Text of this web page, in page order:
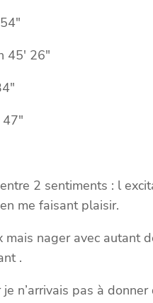
45′ 26″
2 sentiments : l
me faisant plaisir.
nager avec
.
n’arrivais pas à